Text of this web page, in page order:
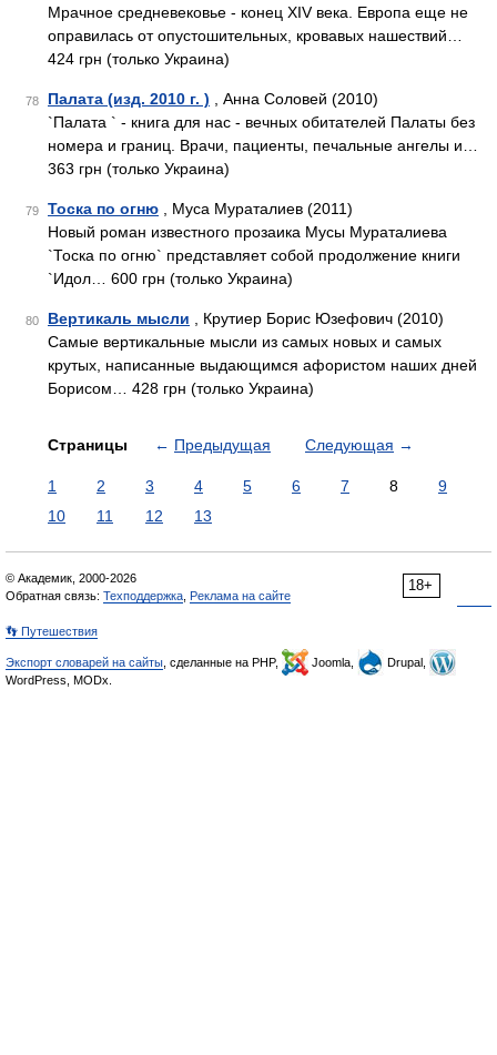
Мрачное средневековье - конец XIV века. Европа еще не
оправилась от опустошительных, кровавых нашествий…
424 грн (только Украина)
78 Палата (изд. 2010 г. ) , Анна Соловей (2010)
`Палата ` - книга для нас - вечных обитателей Палаты без
номера и границ. Врачи, пациенты, печальные ангелы и…
363 грн (только Украина)
79 Тоска по огню , Муса Мураталиев (2011)
Новый роман известного прозаика Мусы Мураталиева
`Тоска по огню` представляет собой продолжение книги
`Идол… 600 грн (только Украина)
80 Вертикаль мысли , Крутиер Борис Юзефович (2010)
Самые вертикальные мысли из самых новых и самых
крутых, написанные выдающимся афористом наших дней
Борисом… 428 грн (только Украина)
Страницы ← Предыдущая Следующая →
1 2 3 4 5 6 7 8
9
10
11 12 13
18+
© Академик, 2000-2026
Обратная связь: Техподдержка Реклама на сайте
👣 Путешествия
Экспорт словарей на сайты , сделанные на PHP, Joomla,
Drupal,
WordPress, MODx.